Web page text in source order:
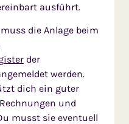
ausführt.
die Anlage beim
der
werden.
dich ein guter
und
musst sie eventuell